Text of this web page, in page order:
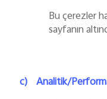
Bu çerezler
sayfanın
c) Analitik/